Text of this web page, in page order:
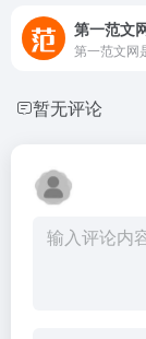
第一范文
暂无评论